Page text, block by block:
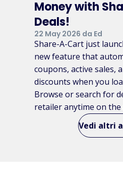
Money with
Deals!
22 May 2026 da Ed
Share-A-Cart just
new feature that
coupons, active sales,
discounts when you
Browse or search for
retailer anytime on the
Vedi altri